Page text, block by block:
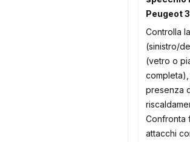
Peugeot
Controlla
(sinistro/
(vetro o
presenza
Confronta
attacchi